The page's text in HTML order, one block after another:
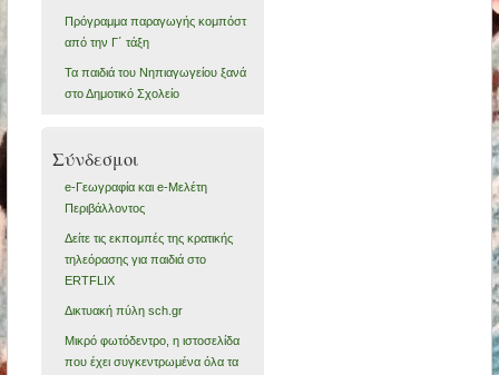
Πρόγραμμα παραγωγής κομπόστ
από την Γ΄ τάξη
Τα παιδιά του Νηπιαγωγείου ξανά
στο Δημοτικό Σχολείο
Σύνδεσμοι
e-Γεωγραφία και e-Μελέτη
Περιβάλλοντος
Δείτε τις εκπομπές της κρατικής
τηλεόρασης για παιδιά στο
ERTFLIX
Δικτυακή πύλη sch.gr
Μικρό φωτόδεντρο, η ιστοσελίδα
που έχει συγκεντρωμένα όλα τα